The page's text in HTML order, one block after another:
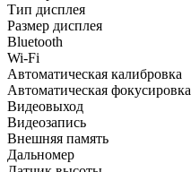
Тип дисплея
Размер дисплея
Bluetooth
Wi-Fi
Автоматическая калибровка
Автоматическая фокусировка
Видеовыход
Видеозапись
Внешняя память
Дальномер